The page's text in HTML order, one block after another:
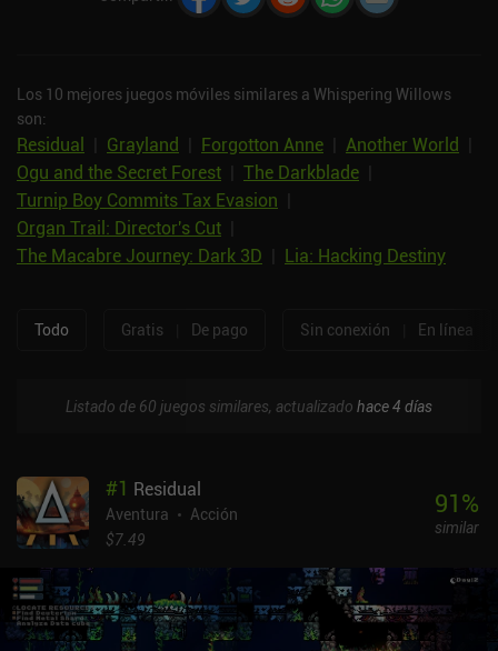
Los 10 mejores juegos móviles similares a Whispering Willows
son:
Residual Grayland Forgotton Anne Another World
Ogu and the Secret Forest
The Darkblade
Turnip Boy Commits Tax Evasion
Organ Trail: Director's Cut
The Macabre Journey: Dark 3D
Lia: Hacking Destiny
Todo Gratis De pago Sin conexión En línea
Listado de 60 juegos similares, actualizado hace 4 días
#1 Residual
Aventura
Acción
$7.49
91%
similar